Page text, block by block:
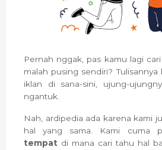
Pernah nggak, pas kamu lagi
malah pusing sendiri?
iklan di sana-sini, ujung-
ngantuk.
Nah, ardipedia ada karena kami
hal yang sama. Kami cuma
tempat di mana cari tahu hal